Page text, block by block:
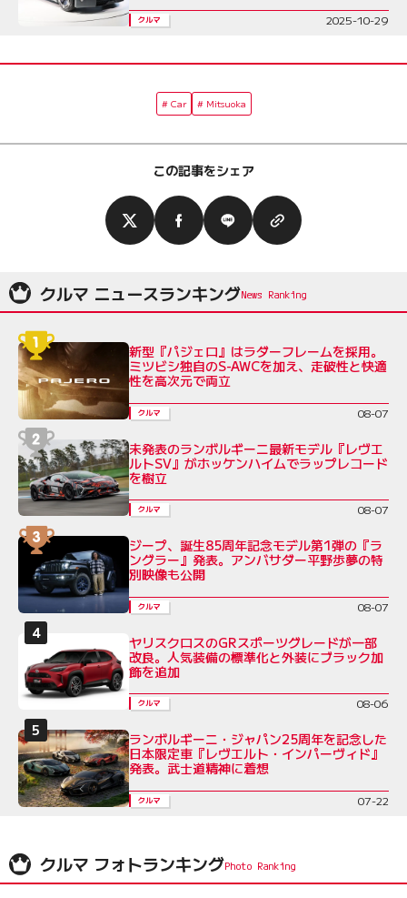
クルマ 2025-10-29
Car Mitsuoka
この記事をシェア
クルマ ニュースランキング
新型『パジェロ』はラダーフレームを採用。
ミツビシ独自のS-AWCを加え、走破性と快適
性を高次元で両立
クルマ 08-07
未発表のランボルギーニ最新モデル『レヴエ
ルトSV』がホッケンハイムでラップレコード
を樹立
クルマ 08-07
ジープ、誕生85周年記念モデル第1弾の『ラ
ングラー』発表。アンバサダー平野歩夢の特
別映像も公開
クルマ 08-07
ヤリスクロスのGRスポーツグレードが一部
改良。人気装備の標準化と外装にブラック加
飾を追加
クルマ 08-06
ランボルギーニ・ジャパン25周年を記念した
日本限定車『レヴエルト・インパーヴィド』
発表。武士道精神に着想
クルマ 07-22
クルマ フォトランキング